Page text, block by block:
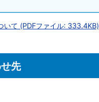
いて (PDFファイル: 333.4KB)
先